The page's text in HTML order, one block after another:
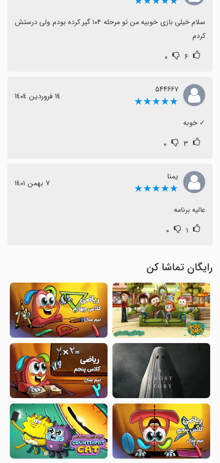
کردم
۶ ۰
۵۴۴۶۶۷
★★★★★ ١٤ فروردین ١٤٠٤
‏✓ خوبه
۳ ۰
یمنا
★★★★★ ٧ بهمن ١٤٠١
عالیه برنامه
۱ ۰
رایگان تماشا کن